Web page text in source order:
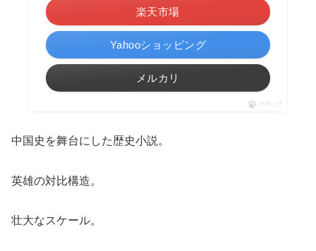
楽天市場
Yahooショッピング
メルカリ
ポチップ
中国史を舞台にした歴史小説。
英雄の対比構造。
壮大なスケール。